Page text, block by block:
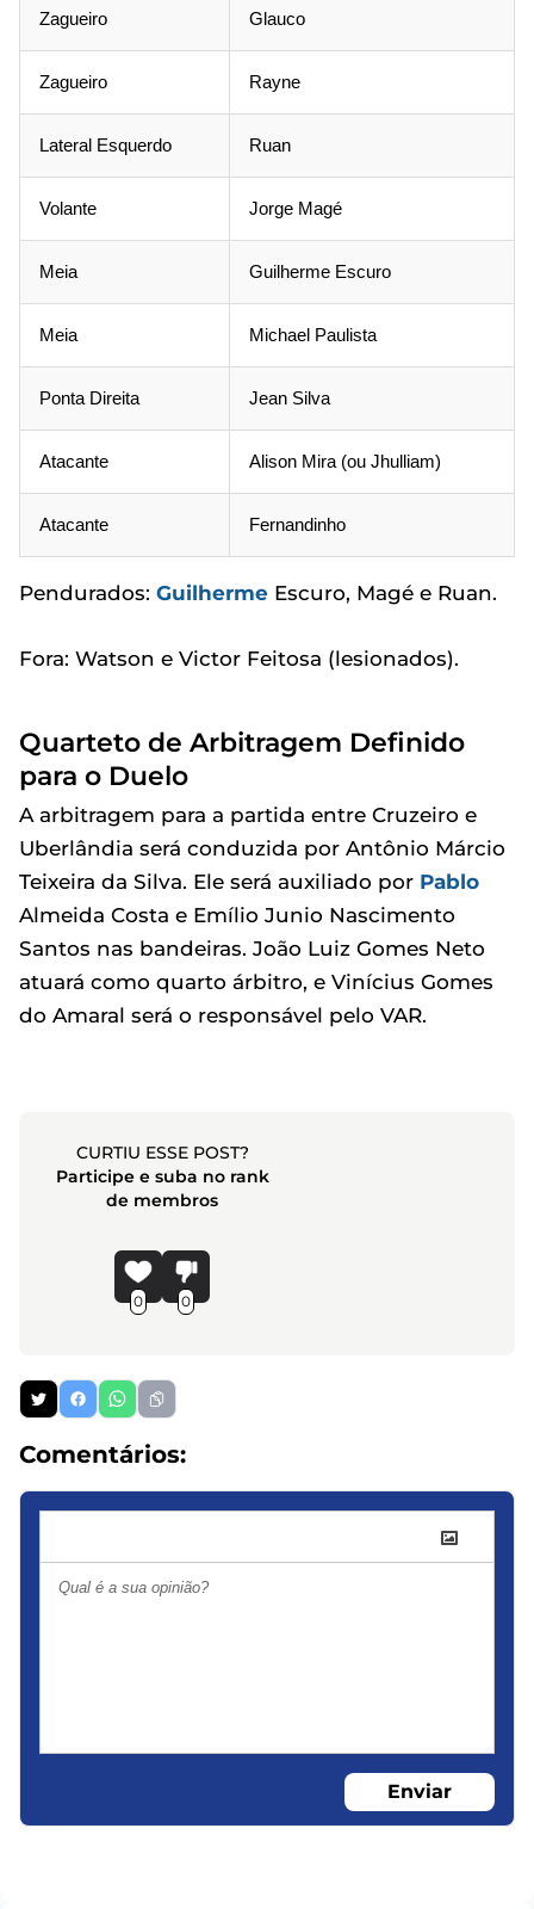
Zagueiro Glauco
Zagueiro Rayne
Lateral Esquerdo Ruan
Volante Jorge Magé
Meia Guilherme Escuro
Meia Michael Paulista
Ponta Direita Jean Silva
Atacante Alison Mira (ou Jhulliam)
Atacante Fernandinho
Pendurados: Guilherme Escuro, Magé e Ruan.
Fora: Watson e Victor Feitosa (lesionados).
Quarteto de Arbitragem Definido
para o Duelo
A arbitragem para a partida entre Cruzeiro e
Uberlândia será conduzida por Antônio Márcio
Teixeira da Silva. Ele será auxiliado por Pablo
Almeida Costa e Emílio Junio Nascimento
Santos nas bandeiras. João Luiz Gomes Neto
atuará como quarto árbitro, e Vinícius Gomes
do Amaral será o responsável pelo VAR.
CURTIU ESSE POST?
Participe e suba no rank
de membros
0 0
Comentários:
Enviar